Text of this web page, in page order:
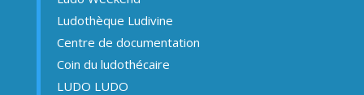
Ludothèque Ludivine
Centre de documentation
Coin du ludothécaire
LUDO LUDO